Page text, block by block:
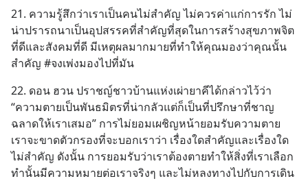
21. ความรู้สึกว่าเราเป็นคนไม่สำคัญ ไม่ควรค่าแก่การรัก ไม่
น่าปรารถนาเป็นอุปสรรคที่สำคัญที่สุดในการสร้างสุขภาพจิต
ที่ดีและสังคมที่ดี มีเหตุผลมากมายที่ทำให้คุณมองว่าคุณนั้น
สำคัญ #จงเพ่งมองไปที่มัน
22. ดอน ฮวน ปราชญ์ชาวบ้านแห่งเผ่ายาคีได้กล่าวไว้ว่า
“ความตายเป็นพันธมิตรที่น่ากลัวแต่ก็เป็นที่ปรึกษาที่ชาญ
ฉลาดให้เราเสมอ” การไม่ยอมเผชิญหน้ายอมรับความตาย
เราจะขาดตัวกรองที่จะบอกเราว่า เรื่องใดสำคัญและเรื่องใด
ไม่สำคัญ ดังนั้น การยอมรับว่าเราต้องตายทำให้สิ่งที่เราเลือก
ทำนั้นมีความหมายต่อเราจริงๆ และไม่หลงทางไปกับการเดิน